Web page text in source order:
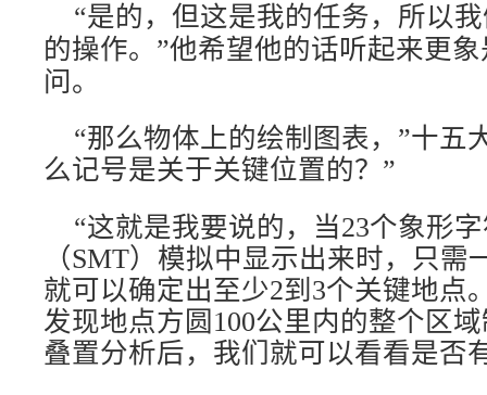
“是的，但这是我的任务，所以
的操作。”他希望他的话听起来更
问。
“那么物体上的绘制图表，”十五
么记号是关于关键位置的？”
“这就是我要说的，当23个象形
（SMT）模拟中显示出来时，只需
就可以确定出至少2到3个关键地点
发现地点方圆100公里内的整个区
叠置分析后，我们就可以看看是否